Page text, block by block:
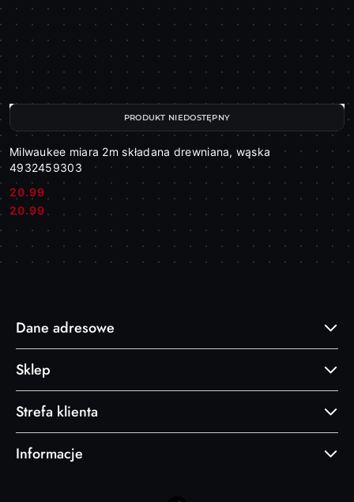
Milwaukee miara 2m składana drewniana, wąska
4932459303
Cena:
20.99
Cena:
20.99
PRODUKT NIEDOSTĘPNY
Dane adresowe
Sklep
Strefa klienta
Informacje